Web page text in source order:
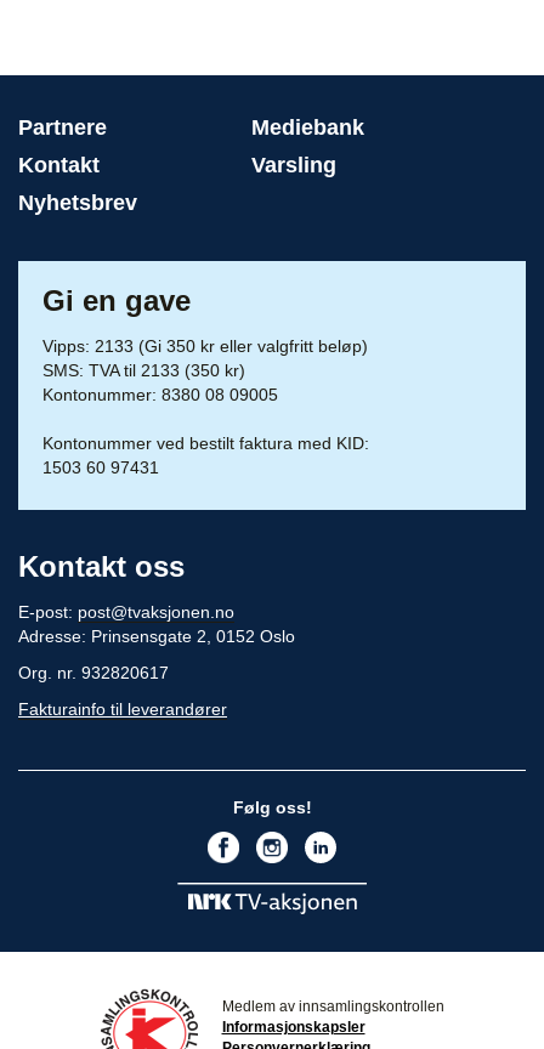
Partnere
Mediebank
Kontakt
Varsling
Nyhetsbrev
Gi en gave
Vipps: 2133 (Gi 350 kr eller valgfritt beløp)
SMS: TVA til 2133 (350 kr)
Kontonummer: 8380 08 09005
Kontonummer ved bestilt faktura med KID:
1503 60 97431
Kontakt oss
E-post: post@tvaksjonen.no
Adresse: Prinsensgate 2, 0152 Oslo
Org. nr. 932820617
Fakturainfo til leverandører
Følg oss!
Medlem av innsamlingskontrollen
Informasjonskapsler